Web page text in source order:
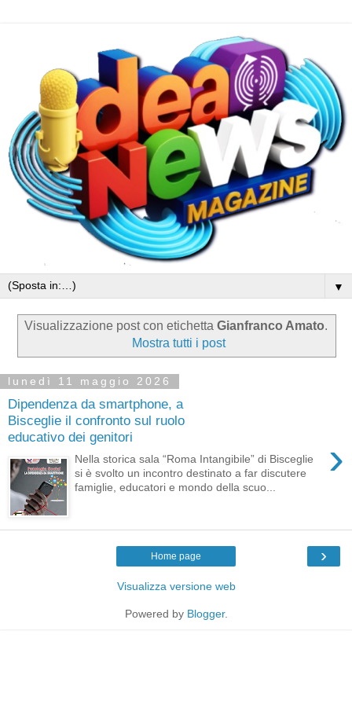
▼
Visualizzazione post con etichetta Gianfranco Amato.
Mostra tutti i post
lunedì 11 maggio 2026
Dipendenza da smartphone, a
Bisceglie il confronto sul ruolo
educativo dei genitori
›
Nella storica sala “Roma Intangibile” di Bisceglie
si è svolto un incontro destinato a far discutere
famiglie, educatori e mondo della scuo...
›
Home page
Visualizza versione web
Powered by Blogger.